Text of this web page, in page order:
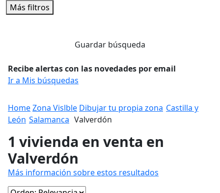
Más filtros
Guardar búsqueda
Recibe alertas con las novedades por email
Ir a Mis búsquedas
HomeZona Vislble Dibujar tu propia zona Castilla y
León Salamanca Valverdón
1 vivienda en venta en
Valverdón
Más información sobre estos resultados